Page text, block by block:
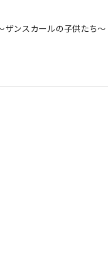
ザンスカールの子供たち～